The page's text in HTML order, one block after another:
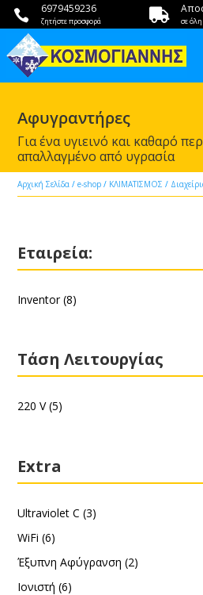
 6979459236
ζητήστε προσφορά  σε
Αφυγραντήρες
Για ένα υγιεινό και καθαρό
απαλλαγμένο από υγρασία
Αρχική Σελίδα /e-shop / ΚΛΙΜΑΤΙΣΜΟΣ /
Εταιρεία:
Inventor (8)
Τάση Λειτουργίας
220 V (5)
Extra
Ultraviolet C (3)
WiFi (6)
Έξυπνη Αφύγρανση (2)
Ιονιστή (6)